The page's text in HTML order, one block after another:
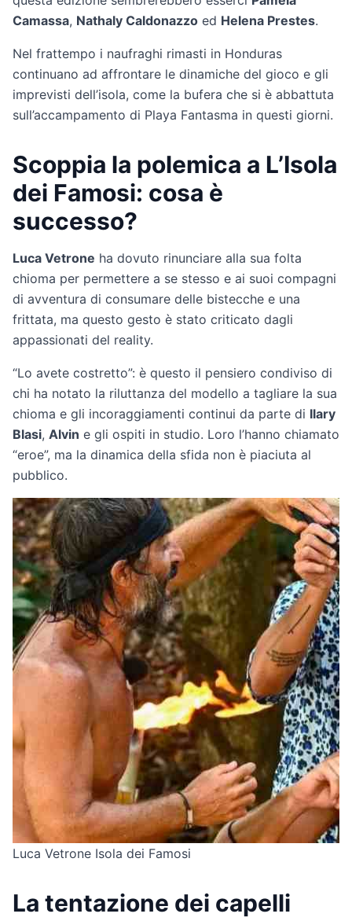
Camassa, Nathaly Caldonazzo ed Helena Prestes.
Nel frattempo i naufraghi rimasti in Honduras
continuano ad affrontare le dinamiche del gioco e gli
imprevisti dell’isola, come la bufera che si è abbattuta
sull’accampamento di Playa Fantasma in questi giorni.
Scoppia la polemica a L’Isola
dei Famosi: cosa è
successo?
Luca Vetrone ha dovuto rinunciare alla sua folta
chioma per permettere a se stesso e ai suoi compagni
di avventura di consumare delle bistecche e una
frittata, ma questo gesto è stato criticato dagli
appassionati del reality.
“Lo avete costretto”: è questo il pensiero condiviso di
chi ha notato la riluttanza del modello a tagliare la sua
chioma e gli incoraggiamenti continui da parte di Ilary
Blasi, Alvin e gli ospiti in studio. Loro l’hanno chiamato
“eroe”, ma la dinamica della sfida non è piaciuta al
pubblico.
Luca Vetrone Isola dei Famosi
La tentazione dei capelli